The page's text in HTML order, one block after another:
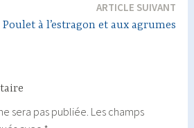
ARTICLE SUIVANT
Poulet à l’estragon et aux agrumes
sera pas publiée. Les champs